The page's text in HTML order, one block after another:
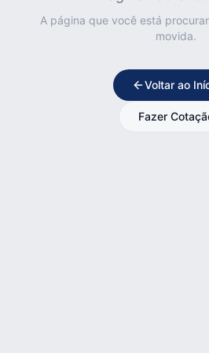
A página que você está
movida.
Voltar ao
Fazer